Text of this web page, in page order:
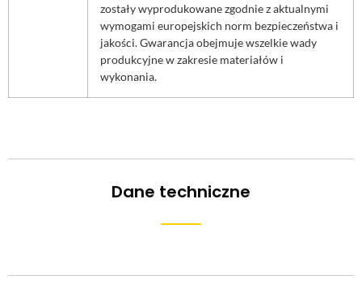
zostały wyprodukowane zgodnie z aktualnymi
wymogami europejskich norm bezpieczeństwa i
jakości. Gwarancja obejmuje wszelkie wady
produkcyjne w zakresie materiałów i
wykonania.
Dane techniczne